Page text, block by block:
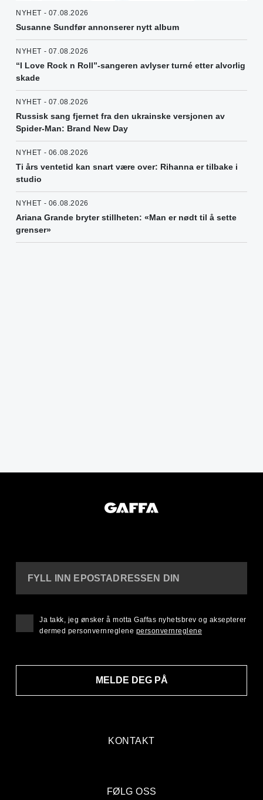
NYHET - 07.08.2026
Susanne Sundfør annonserer nytt album
NYHET - 07.08.2026
“I Love Rock n Roll”-sangeren avlyser turné etter alvorlig
skade
NYHET - 07.08.2026
Russisk sang fjernet fra den ukrainske versjonen av
Spider-Man: Brand New Day
NYHET - 06.08.2026
Ti års ventetid kan snart være over: Rihanna er tilbake i
studio
NYHET - 06.08.2026
Ariana Grande bryter stillheten: «Man er nødt til å sette
grenser»
KONTAKT
FYLL INN EPOSTADRESSEN DIN
MELDE DEG PÅ
Ja takk, jeg ønsker å motta Gaffas nyhetsbrev og aksepterer
dermed personvernreglene personvernreglene
FØLG OSS